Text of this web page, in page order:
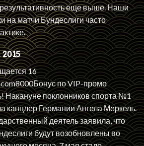
еще выше. Наши
на матчи Бундеслиги часто
2015
16
по VIP-промо
Накануне поклонников спорта №1
канцлер Германии Ангела Меркель.
деятель заявила, что
будут возобновлены во